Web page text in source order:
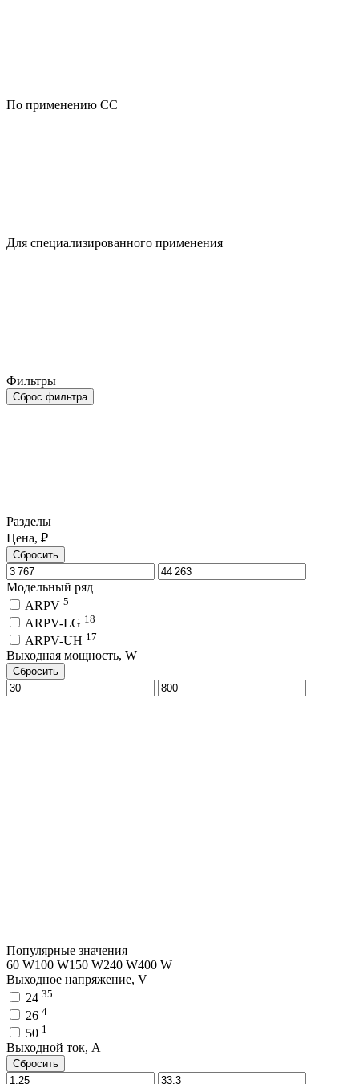
По применению CC
Для специализированного применения
Фильтры
Сброс фильтра
Разделы
Цена, ₽
Сбросить
Модельный ряд
ARPV 5
ARPV-LG 18
ARPV-UH 17
Выходная мощность, W
Сбросить
Популярные значения
60 W100 W150 W240 W400 W
Выходное напряжение, V
24 35
26 4
50 1
Выходной ток, A
Сбросить